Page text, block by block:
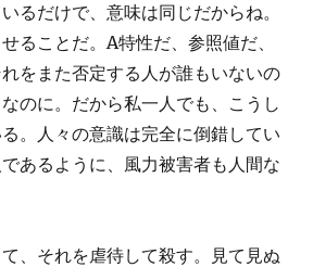
るだけで、意味は同じだからね。
ることだ。A特性だ、参照値だ、
をまた否定する人が誰もいないの
のに。だから私一人でも、こうし
。人々の意識は完全に倒錯してい
あるように、風力被害者も人間な
、それを虐待して殺す。見て見ぬ